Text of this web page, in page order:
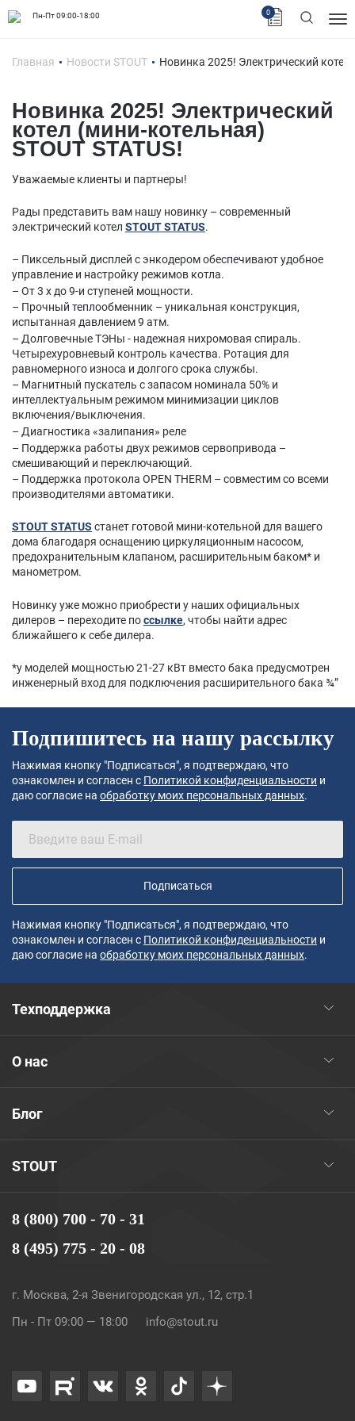
Пн-Пт 09:00-18:00 0
Главная Новости STOUT Новинка 2025! Электрический котел
Новинка 2025! Электрический
котел (мини-котельная)
STOUT STATUS!
Уважаемые клиенты и партнеры!
Рады представить вам нашу новинку – современный
электрический котел STOUT STATUS.
– Пиксельный дисплей с энкодером обеспечивают удобное
управление и настройку режимов котла.
– От 3 х до 9-и ступеней мощности.
– Прочный теплообменник – уникальная конструкция,
испытанная давлением 9 атм.
– Долговечные ТЭНы - надежная нихромовая спираль.
Четырехуровневый контроль качества. Ротация для
равномерного износа и долгого срока службы.
– Магнитный пускатель с запасом номинала 50% и
интеллектуальным режимом минимизации циклов
включения/выключения.
– Диагностика «залипания» реле
– Поддержка работы двух режимов сервопривода –
смешивающий и переключающий.
– Поддержка протокола OPEN THERM – совместим со всеми
производителями автоматики.
STOUT STATUS станет готовой мини-котельной для вашего
дома благодаря оснащению циркуляционным насосом,
предохранительным клапаном, расширительным баком* и
манометром.
Новинку уже можно приобрести у наших официальных
дилеров – переходите поссылке, чтобы найти адрес
ближайшего к себе дилера.
*у моделей мощностью 21-27 кВт вместо бака предусмотрен
инженерный вход для подключения расширительного бака ¾”
Подпишитесь на нашу рассылку
Нажимая кнопку "Подписаться", я подтверждаю, что
ознакомлен и согласен с Политикой конфиденциальности и
даю согласие на обработку моих персональных данных.
Подписаться
Нажимая кнопку "Подписаться", я подтверждаю, что
ознакомлен и согласен с Политикой конфиденциальности и
даю согласие на обработку моих персональных данных.
8 (800) 700 - 70 - 31
8 (495) 775 - 20 - 08
г. Москва, 2-я Звенигородская ул., 12, стр.1
Пн - Пт 09:00 — 18:00
info@stout.ru
STOUT
Блог
О нас
Техподдержка